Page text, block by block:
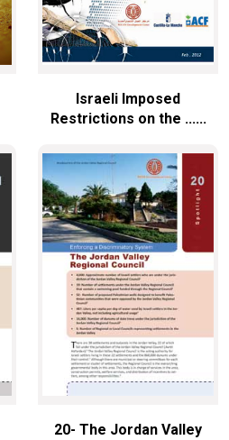
Israeli Imposed
Restrictions on the ......
20- The Jordan Valley